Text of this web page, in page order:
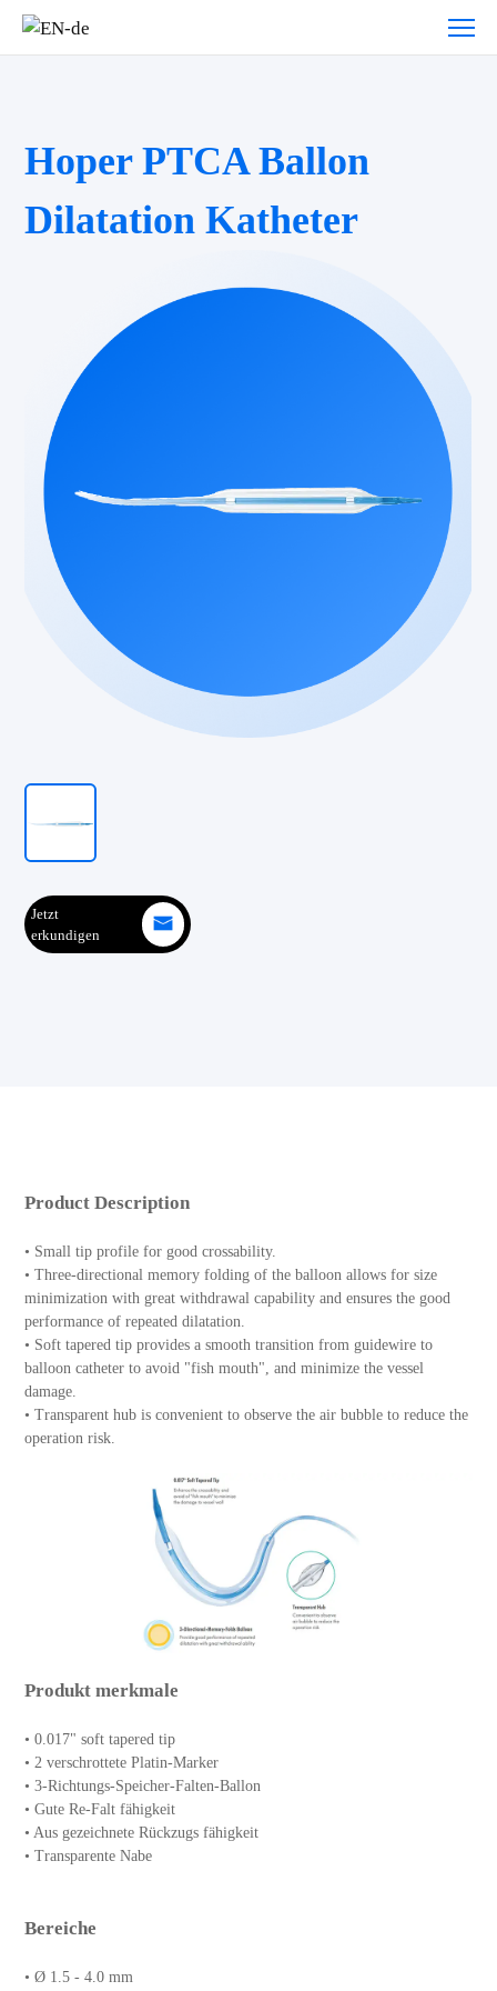
Hoper PTCA Ballon
Dilatation Katheter
Jetzt
erkundigen
Product Description
• Small tip profile for good crossability.
• Three-directional memory folding of the balloon allows for size
minimization with great withdrawal capability and ensures the good
performance of repeated dilatation.
• Soft tapered tip provides a smooth transition from guidewire to
balloon catheter to avoid "fish mouth", and minimize the vessel
damage.
• Transparent hub is convenient to observe the air bubble to reduce the
operation risk.
Produkt merkmale
• 0.017" soft tapered tip
• 2 verschrottete Platin-Marker
• 3-Richtungs-Speicher-Falten-Ballon
• Gute Re-Falt fähigkeit
• Aus gezeichnete Rückzugs fähigkeit
• Transparente Nabe
Bereiche
• Ø 1.5 - 4.0 mm